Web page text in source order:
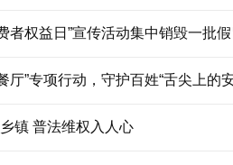
者权益日”宣传活动集中销毁一批
厅”专项行动，守护百姓“舌尖上的
镇 普法维权入人心